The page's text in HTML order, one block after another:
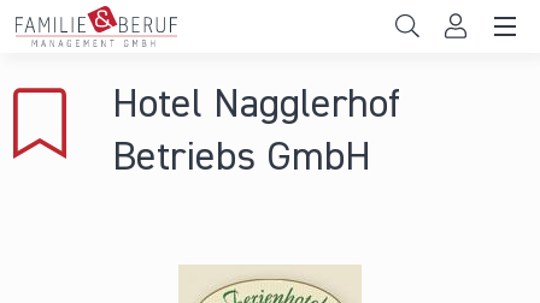
Direkt zum Inhalt
Gemeinden
Hotel Nagglerhof
Betriebs GmbH